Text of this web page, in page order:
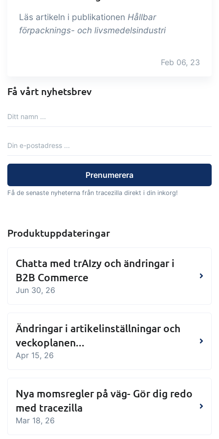
med utbyte av filer och data mellan
tracezilla och externa system och
Läs artikeln i publikationen Hållbar
förpacknings- och livsmedelsindustri
Feb 06, 23
Få vårt nyhetsbrev
Få de senaste nyheterna från tracezilla direkt i din inkorg!
Produktuppdateringar
Chatta med trAIzy och ändringar i
B2B Commerce
Jun 30, 26
Ändringar i artikelinställningar och
veckoplanen...
Apr 15, 26
Nya momsregler på väg- Gör dig redo
med tracezilla
Mar 18, 26